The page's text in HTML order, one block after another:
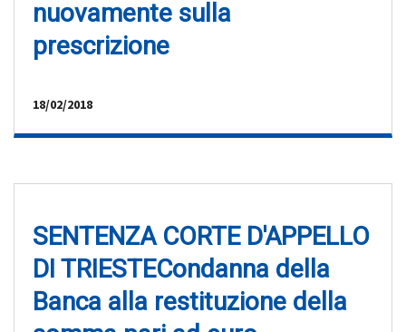
nuovamente sulla
prescrizione
18/02/2018
SENTENZA CORTE D'APPELLO
DI TRIESTECondanna della
Banca alla restituzione della